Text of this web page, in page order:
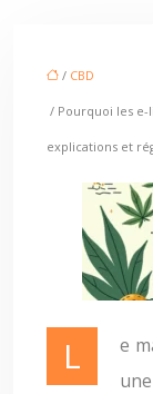
/ CBD
/ Pourquoi les e-
explications et
Le marché des e-liquides au CBD connaît